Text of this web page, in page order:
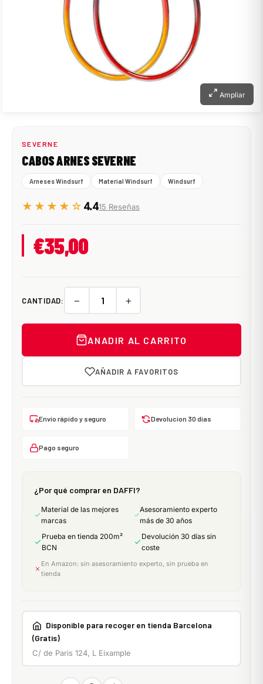
Ampliar
SEVERNE
CABOS ARNES SEVERNE
Arneses Windsurf Material Windsurf Windsurf
★★★★☆ 4.415 Reseñas
€35,00
CANTIDAD: − +
ANADIR AL CARRITO
AÑADIR A FAVORITOS
Envío rápido y seguro Devolucion 30 dias
Pago seguro
¿Por qué comprar en DAFFI?
Material de las mejores
marcas
Asesoramiento experto
más de 30 años
Prueba en tienda 200m²
BCN
Devolución 30 días sin
coste
En Amazon: sin asesoramiento experto, sin prueba en
tienda
Disponible para recoger en tienda Barcelona
(Gratis)
C/ de Paris 124, L Eixample